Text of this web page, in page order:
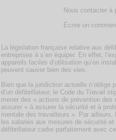
Nous contacter à
Écrire un
La législation française relative aux
entreprises à s’en équiper. En effet,
appareils faciles d’utilisation qu’on
peuvent sauver bien des vies.
Bien que la juridiction actuelle n’oblige
d’un défibrillateur, le Code du Travail
mener des « actions de prévention des
assurer « à assurer la sécurité et à
mentale des travailleurs ». Par ailleurs,
les salariés aux mesures de sécurité
défibrillateur cadre parfaitement avec